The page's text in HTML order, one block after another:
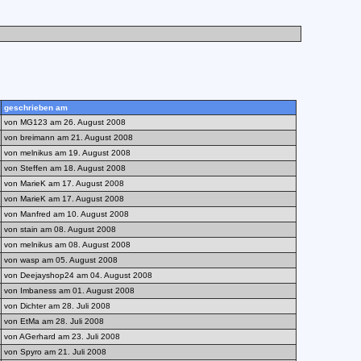
geschrieben am
von MG123 am 26. August 2008
von breimann am 21. August 2008
von melnikus am 19. August 2008
von Steffen am 18. August 2008
von MarieK am 17. August 2008
von MarieK am 17. August 2008
von Manfred am 10. August 2008
von stain am 08. August 2008
von melnikus am 08. August 2008
von wasp am 05. August 2008
von Deejayshop24 am 04. August 2008
von Imbaness am 01. August 2008
von Dichter am 28. Juli 2008
von EtMa am 28. Juli 2008
von AGerhard am 23. Juli 2008
von Spyro am 21. Juli 2008